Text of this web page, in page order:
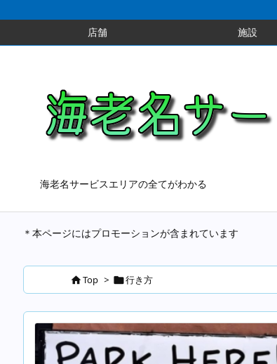
店舗 施設
海老名サービスエリアの全てがわかる
＊本ページにはプロモーションが含まれています
Top > 行き方